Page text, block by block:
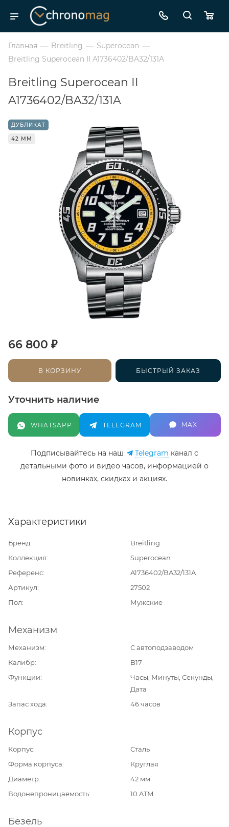
Главная — Breitling — Superocean —
Breitling Superocean II A1736402/BA32/131A
Breitling Superocean II
A1736402/BA32/131A
ДУБЛИКАТ
42 ММ
66 800 ₽
В КОРЗИНУ БЫСТРЫЙ ЗАКАЗ
Уточнить наличие
WHATSAPP TELEGRAM MAX
Подписывайтесь на наш Telegram канал c
детальными фото и видео часов, информацией о
новинках, скидках и акциях.
Характеристики
Бренд
Breitling
Коллекция
Superocean
Референс
A1736402/BA32/131A
Артикул
27502
Пол
Мужские
Механизм
Механизм
С автоподзаводом
Калибр
B17
Функции
Часы, Минуты, Секунды,
Дата
Запас хода
46 часов
Корпус
Корпус
Сталь
Форма корпуса
Круглая
Диаметр
42 мм
Водонепроницаемость
10 ATM
Безель